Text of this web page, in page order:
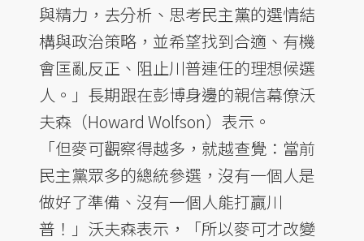
與精力，去分析、思考民主黨的選情結
構與政治策略，並希望找到合適、有機
會匡亂反正、阻止川普連任的理想候選
人。」長期跟在彭博身邊的親信幕僚沃
夫森（Howard Wolfson）表示。
「但麥可觀察得越多，就越查覺：當前
民主黨眾多的總統參選，沒有一個人是
做好了準備、沒有一個人能打贏川
普！」沃夫森表示，「所以麥可才改變